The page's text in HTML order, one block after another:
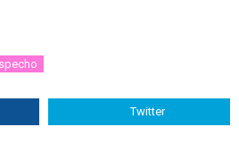
Twitter